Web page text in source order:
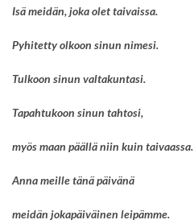
Isä meidän, joka olet taivaissa.
Pyhitetty olkoon sinun nimesi.
Tulkoon sinun valtakuntasi.
Tapahtukoon sinun tahtosi,
myös maan päällä niin kuin taivaassa.
Anna meille tänä päivänä
meidän jokapäiväinen leipämme.